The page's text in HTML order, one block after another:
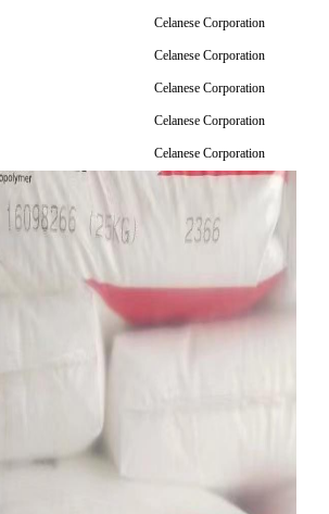
Celanese Corporation
Celanese Corporation
Celanese Corporation
Celanese Corporation
Celanese Corporation